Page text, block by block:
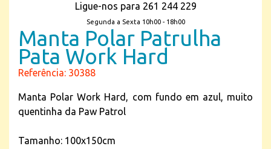
Ligue-nos para 261 244 229
Segunda a Sexta 10h00 - 18h00
Manta Polar Patrulha
Pata Work Hard
Referência: 30388
Manta Polar Work Hard, com fundo em azul, muito
quentinha da Paw Patrol
Tamanho: 100x150cm